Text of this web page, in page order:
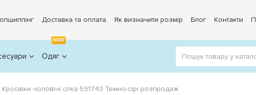
Доставка та оплата Як визначити розмір Блог Контакти
NEW
Одяг
Кросівки чоловічі сітка 591743 Темно-сірі розпродаж